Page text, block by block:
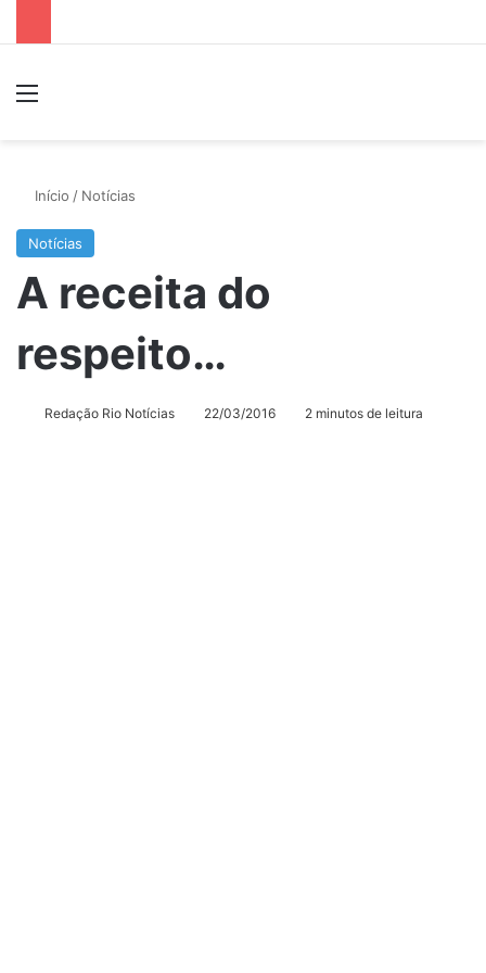
Início / Notícias
Notícias
A receita do
respeito…
Redação Rio Notícias 22/03/2016 2 minutos de leitura